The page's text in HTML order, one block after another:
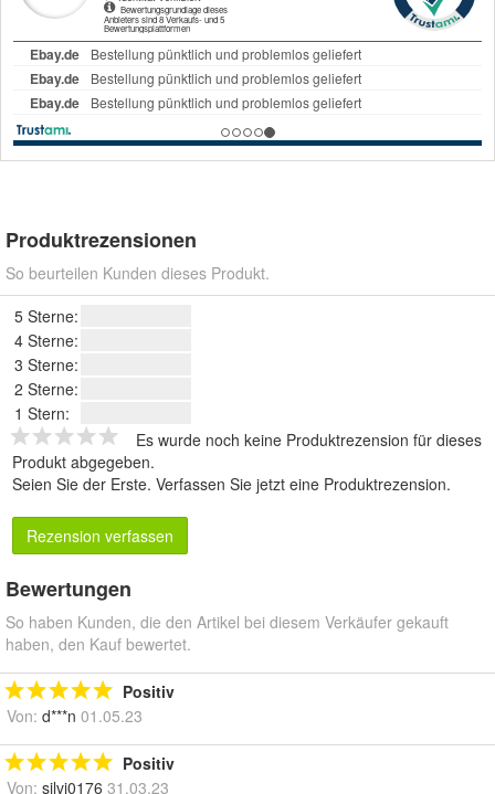
Produktrezensionen
So beurteilen Kunden dieses Produkt.
5 Sterne:
4 Sterne:
3 Sterne:
2 Sterne:
1 Stern:
Es wurde noch keine Produktrezension für dieses
Produkt abgegeben.
Seien Sie der Erste. Verfassen Sie jetzt eine Produktrezension.
Rezension verfassen
Bewertungen
So haben Kunden, die den Artikel bei diesem Verkäufer gekauft
haben, den Kauf bewertet.
Positiv
Von: d***n 01.05.23
Positiv
Von: silvi0176 31.03.23